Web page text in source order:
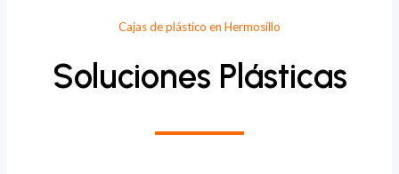
Cajas de plástico en Hermosillo
Soluciones Plásticas